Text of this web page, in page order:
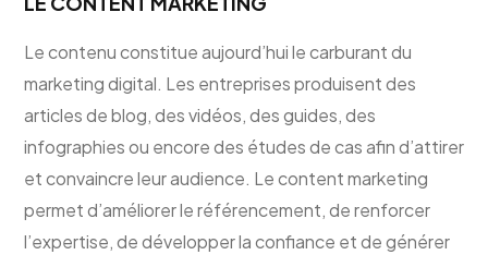
Le contenu constitue aujourd’hui le carburant du
marketing digital. Les entreprises produisent des
articles de blog, des vidéos, des guides, des
infographies ou encore des études de cas afin d’attirer
et convaincre leur audience. Le content marketing
permet d’améliorer le référencement, de renforcer
l’expertise, de développer la confiance et de générer